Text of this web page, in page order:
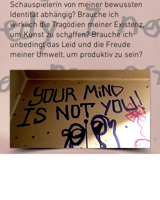
Schauspielerin von meiner bewussten
Identität abhängig? Brauche ich
wirklich die Tragödien meiner Existenz,
um Kunst zu schaffen? Brauche ich
unbedingt das Leid und die Freude
meiner Umwelt, um produktiv zu sein?